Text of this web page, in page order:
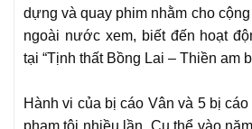
dựng và quay phim nhằm cho
ngoài nước xem, biết đến hoạt
tại “Tịnh thất Bồng Lai – Thiền am
Hành vi của bị cáo Vân và 5 bị
phạm tội nhiều lần. Cụ thể vào